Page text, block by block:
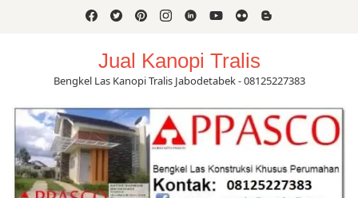
Jual Kanopi Tralis
Bengkel Las Kanopi Tralis Jabodetabek - 08125227383